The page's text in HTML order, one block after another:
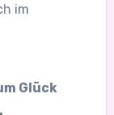
im
Glück